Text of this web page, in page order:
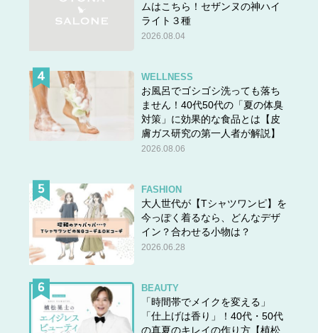
スポンサーリンク
ムはこちら！セザンヌの神ハイ
ライト３種
2026.08.04
WELLNESS
お風呂でゴシゴシ洗っても落ち
ません！40代50代の「夏の体臭
対策」に効果的な食品とは【皮
膚ガス研究の第一人者が解説】
2026.08.06
FASHION
大人世代が【Tシャツワンピ】を
今っぽく着るなら、どんなデザ
イン？合わせる小物は？
2026.06.28
BEAUTY
「時間帯でメイクを変える」
「仕上げは香り」！40代・50代
の真夏のキレイの作り方【植松